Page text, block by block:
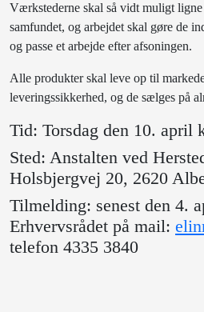
Værkstederne skal så vidt muligt ligne
samfundet, og arbejdet skal gøre de
og passe et arbejde efter afsoningen.
Alle produkter skal leve op til
leveringssikkerhed, og de sælges på
Tid: Torsdag den 10. april
Sted: Anstalten ved
Holsbjergvej 20, 2620
Tilmelding: senest den 4.
Erhvervsrådet på mail:
telefon 4335 3840